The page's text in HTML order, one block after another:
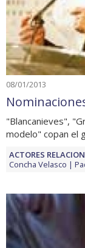
08/01/2013
"Blancanieves",
modelo" copan el
ACTORES
Concha Velasco